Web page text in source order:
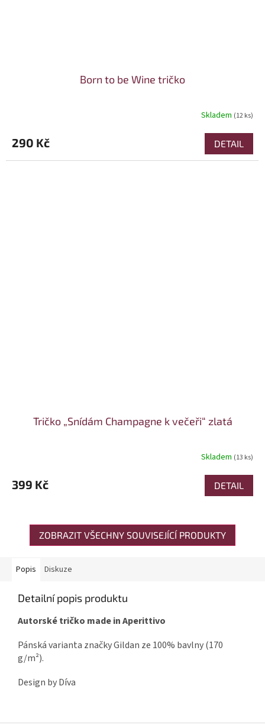
Born to be Wine tričko
Skladem (12 ks)
290 Kč DETAIL
Tričko „Snídám Champagne k večeři“ zlatá
Skladem (13 ks)
399 Kč DETAIL
ZOBRAZIT VŠECHNY SOUVISEJÍCÍ PRODUKTY
Popis Diskuze
Detailní popis produktu
Autorské tričko made in Aperittivo
Pánská varianta značky Gildan ze 100% bavlny (170
g/m²).
Design by Díva